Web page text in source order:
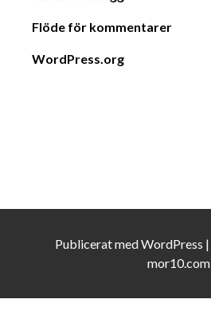
Flöde för kommentarer
WordPress.org
Publicerat medWordPress |
mor10.com